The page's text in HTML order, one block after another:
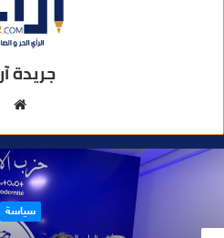
جريدة
ق
ع
ا
ل
حوادث